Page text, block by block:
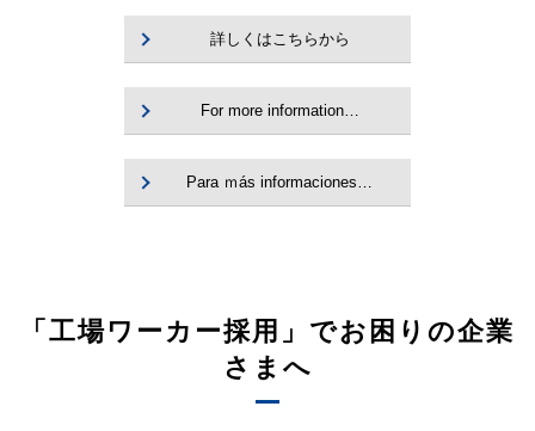
詳しくはこちらから
For more information…
Para ｍás informaciones…
「工場ワーカー採用」でお困りの企業
さまへ